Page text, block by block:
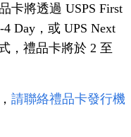
卡將透過 USPS First
4 Day，或 UPS Next
，禮品卡將於 2 至
請聯絡禮品卡發行機